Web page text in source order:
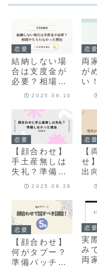
恋愛
結納しない場
合は支度金が
必要？相場や
もらわなかっ
2025.09.10
恋愛
両
が
い
由
恋愛
【顔合わせ】
手土産無しは
失礼？準備し
2025.08.28
恋愛
【
せ
出
恋愛
【顔合わせ】
何がタブー？
準備バッチ
恋愛
実
み
両